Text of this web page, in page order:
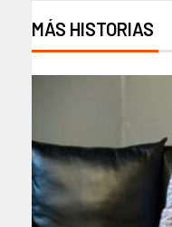
MÁS HISTORIAS